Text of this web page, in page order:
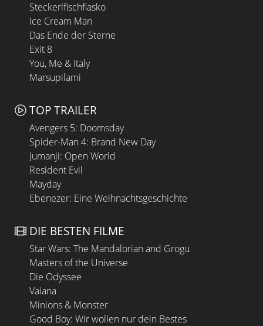
Steckerlfischfiasko
Ice Cream Man
Das Ende der Sterne
Exit 8
You, Me & Italy
Marsupilami
TOP TRAILER
Avengers 5: Doomsday
Spider-Man 4: Brand New Day
Jumanji: Open World
Resident Evil
Mayday
Ebenezer: Eine Weihnachtsgeschichte
DIE BESTEN FILME
Star Wars: The Mandalorian and Grogu
Masters of the Universe
Die Odyssee
Vaiana
Minions & Monster
Good Boy: Wir wollen nur dein Bestes